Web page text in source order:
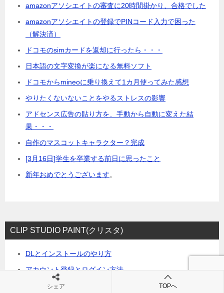
amazonアソシエイトの審査に20時間掛かり、合格でした
amazonアソシエイトの登録でPINコード入力で困った
（解決済）
ドコモのsimカードを返却に行ったら・・・
日本語の文字変換が楽になる無料ソフト
ドコモからmineoに乗り換えて1カ月使ってみた感想
やりたくないないことをやるストレスの影響
アドセンス広告の貼り方を、手動から自動に変えた結
果・・・
自作のマスコットキャラクター？完成
[3月16日]学生を卒業する前日に思ったこと
新年おめでとうございます。
CLIP STUDIO PAINT(クリスタ)
DLとインストールのやり方
アカウント登録とログイン方法
クリッピングの方法
シェア TOPへ